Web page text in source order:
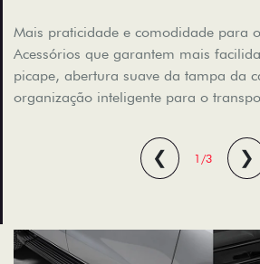
Mais praticidade e comodidade para
Acessórios que garantem mais
picape, abertura suave da tampa da
organização inteligente para o
❮ 1/3 ❯